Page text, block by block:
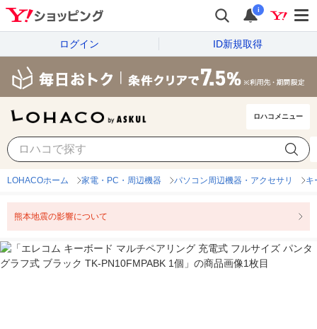
i
ログイン ID新規取得
ロハコメニュー
LOHACOホーム 家電・PC・周辺機器 パソコン周辺機器・アクセサリ キ
熊本地震の影響について